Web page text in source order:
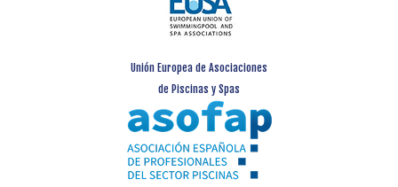
Unión Europea de Asociaciones
de Piscinas y Spas